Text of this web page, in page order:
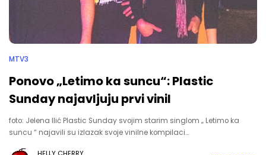
MTV3
Ponovo „Letimo ka suncu“: Plastic
Sunday najavljuju prvi vinil
foto: Jelena Ilić Plastic Sunday svojim starim singlom „ Letimo ka
suncu “ najavili su izlazak svoje vinilne kompilaci…